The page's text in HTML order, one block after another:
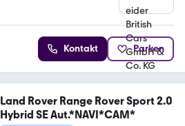
Kontakt Parken
Land Rover Range Rover Sport 2.0
Hybrid SE Aut.*NAVI*CAM*